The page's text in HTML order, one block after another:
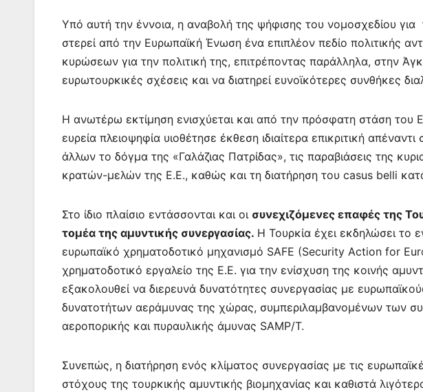
Υπό αυτή την έννοια, η αναβολή της ψήφισης του νομοσχεδίου για
στερεί από την Ευρωπαϊκή Ένωση ένα επιπλέον πεδίο πολιτικής
κυρώσεων για την πολιτική της, επιτρέποντας παράλληλα, στην
ευρωτουρκικές σχέσεις και να διατηρεί ευνοϊκότερες συνθήκες
Η ανωτέρω εκτίμηση ενισχύεται και από την πρόσφατη στάση του
ευρεία πλειοψηφία υιοθέτησε έκθεση ιδιαίτερα επικριτική
άλλων το δόγμα της «Γαλάζιας Πατρίδας», τις παραβιάσεις της
κρατών-μελών της Ε.Ε., καθώς και τη διατήρηση του casus belli
Στο ίδιο πλαίσιο εντάσσονται και οι συνεχιζόμενες επαφές της
τομέα της αμυντικής συνεργασίας. Η Τουρκία έχει εκδηλώσει το
ευρωπαϊκό χρηματοδοτικό μηχανισμό SAFE (Security Action for
χρηματοδοτικό εργαλείο της Ε.Ε. για την ενίσχυση της κοινής
εξακολουθεί να διερευνά δυνατότητες συνεργασίας με
δυνατοτήτων αεράμυνας της χώρας, συμπεριλαμβανομένων των
αεροπορικής και πυραυλικής άμυνας SAMP/T.
Συνεπώς, η διατήρηση ενός κλίματος συνεργασίας με τις
στόχους της τουρκικής αμυντικής βιομηχανίας και καθιστά